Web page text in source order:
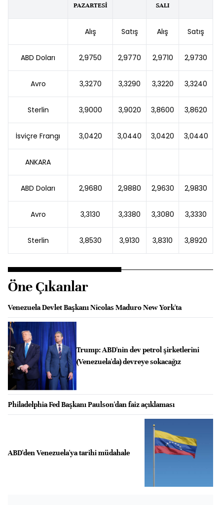
PAZARTESİ SALI
Alış Satış Alış Satış
ABD Doları 2,9750 2,9770 2,9710 2,9730
Avro 3,3270 3,3290 3,3220 3,3240
Sterlin 3,9000 3,9020 3,8600 3,8620
İsviçre Frangı 3,0420 3,0440 3,0420 3,0440
ANKARA
ABD Doları 2,9680 2,9880 2,9630 2,9830
Avro 3,3130 3,3380 3,3080 3,3330
Sterlin 3,8530 3,9130 3,8310 3,8920
Öne Çıkanlar
Venezuela Devlet Başkanı Nicolas Maduro New York'ta
Trump: ABD'nin dev petrol şirketlerini
(Venezuela'da) devreye sokacağız
Philadelphia Fed Başkanı Paulson'dan faiz açıklaması
ABD'den Venezuela'ya tarihi müdahale